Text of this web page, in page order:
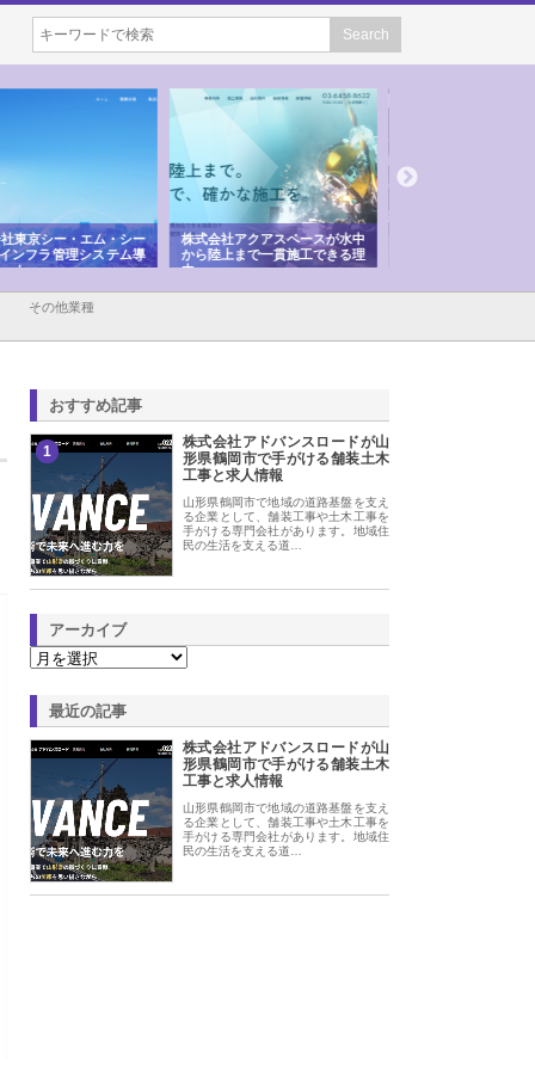
社アクアスペースが水中
上まで一貫施工できる理
株式会社地盤調査事務所が選ば
れ続ける理由と建設コンサルの
強み
その他業種
おすすめ記事
1
株式会社アドバンスロードが山
形県鶴岡市で手がける舗装土木
工事と求人情報
山形県鶴岡市で地域の道路基盤を支え
る企業として、舗装工事や土木工事を
手がける専門会社があります。地域住
民の生活を支える道…
アーカイブ
最近の記事
株式会社アドバンスロードが山
形県鶴岡市で手がける舗装土木
工事と求人情報
山形県鶴岡市で地域の道路基盤を支え
る企業として、舗装工事や土木工事を
手がける専門会社があります。地域住
民の生活を支える道…